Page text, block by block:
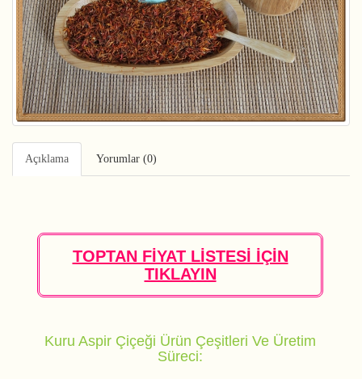
Açıklama Yorumlar (0)
TOPTAN FİYAT LİSTESİ İÇİN
TIKLAYIN
Kuru Aspir Çiçeği Ürün Çeşitleri Ve Üretim
Süreci: